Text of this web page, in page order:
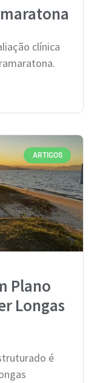
clínica
ARTIGOS
Plano
Longas
é